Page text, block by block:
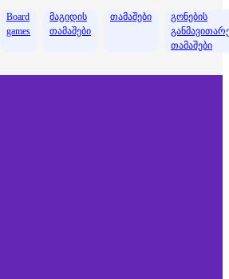
Board
games
მაგიდის
თამაშები
თამაშები
გონების
თამაშები